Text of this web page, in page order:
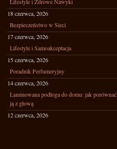
18 czerwca, 2026
Bezpieczeństwo w Sieci
17 czerwca, 2026
Lifestyle i Samoakceptacja
15 czerwca, 2026
Poradnik Perfumeryjny
14 czerwca, 2026
Laminowana podłoga do domu: jak porównać
ją z głową
12 czerwca, 2026